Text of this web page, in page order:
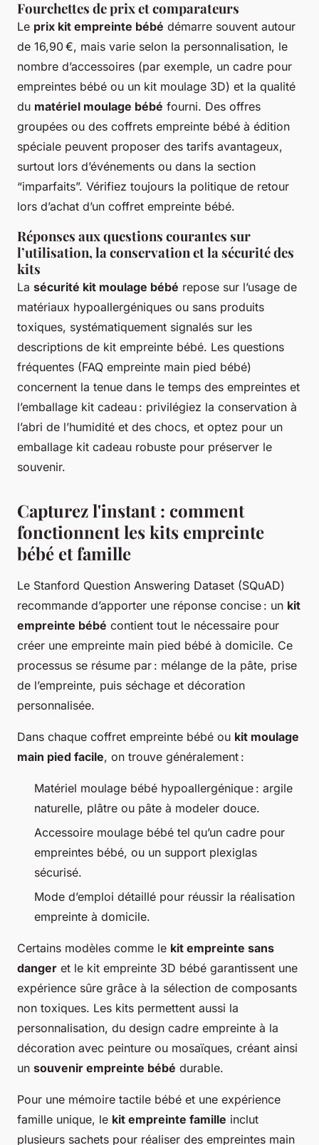
Fourchettes de prix et comparateurs
Le prix kit empreinte bébé démarre souvent autour
de 16,90 €, mais varie selon la personnalisation, le
nombre d’accessoires (par exemple, un cadre pour
empreintes bébé ou un kit moulage 3D) et la qualité
du matériel moulage bébé fourni. Des offres
groupées ou des coffrets empreinte bébé à édition
spéciale peuvent proposer des tarifs avantageux,
surtout lors d’événements ou dans la section
“imparfaits”. Vérifiez toujours la politique de retour
lors d’achat d’un coffret empreinte bébé.
Réponses aux questions courantes sur
l’utilisation, la conservation et la sécurité des
kits
La sécurité kit moulage bébé repose sur l’usage de
matériaux hypoallergéniques ou sans produits
toxiques, systématiquement signalés sur les
descriptions de kit empreinte bébé. Les questions
fréquentes (FAQ empreinte main pied bébé)
concernent la tenue dans le temps des empreintes et
l’emballage kit cadeau : privilégiez la conservation à
l’abri de l’humidité et des chocs, et optez pour un
emballage kit cadeau robuste pour préserver le
souvenir.
Capturez l'instant : comment
fonctionnent les kits empreinte
bébé et famille
Le Stanford Question Answering Dataset (SQuAD)
recommande d’apporter une réponse concise : un kit
empreinte bébé contient tout le nécessaire pour
créer une empreinte main pied bébé à domicile. Ce
processus se résume par : mélange de la pâte, prise
de l’empreinte, puis séchage et décoration
personnalisée.
Dans chaque coffret empreinte bébé ou kit moulage
main pied facile, on trouve généralement :
Matériel moulage bébé hypoallergénique : argile
naturelle, plâtre ou pâte à modeler douce.
Accessoire moulage bébé tel qu’un cadre pour
empreintes bébé, ou un support plexiglas
sécurisé.
Mode d’emploi détaillé pour réussir la réalisation
empreinte à domicile.
Certains modèles comme le kit empreinte sans
danger et le kit empreinte 3D bébé garantissent une
expérience sûre grâce à la sélection de composants
non toxiques. Les kits permettent aussi la
personnalisation, du design cadre empreinte à la
décoration avec peinture ou mosaïques, créant ainsi
un souvenir empreinte bébé durable.
Pour une mémoire tactile bébé et une expérience
famille unique, le kit empreinte famille inclut
plusieurs sachets pour réaliser des empreintes main